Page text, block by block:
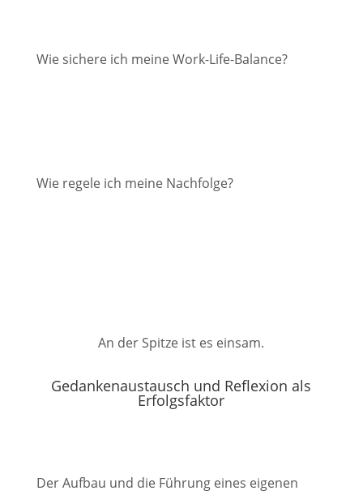
Wie sichere ich meine Work-Life-Balance?
Wie regele ich meine Nachfolge?
An der Spitze ist es einsam.
Gedankenaustausch und Reflexion als
Erfolgsfaktor
Der Aufbau und die Führung eines eigenen